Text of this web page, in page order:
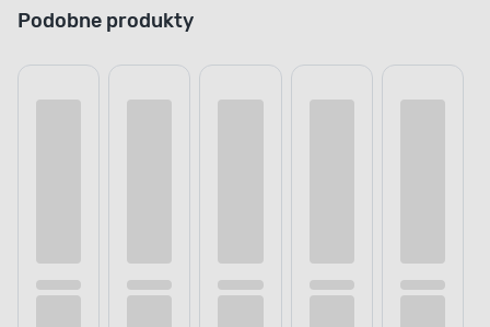
Podobne produkty